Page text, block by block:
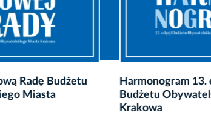
Harmonogram 13. edycji
Budżetu Obywatelskiego Miasta